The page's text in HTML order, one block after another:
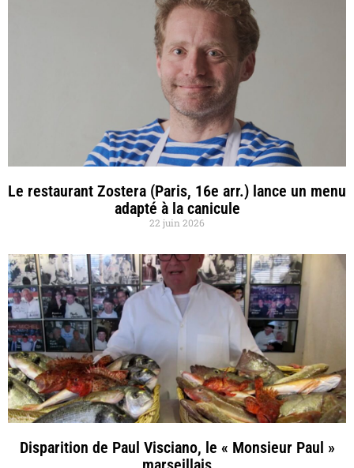
Le restaurant Zostera (Paris, 16e arr.) lance un menu
adapté à la canicule
22 juin 2026
Disparition de Paul Visciano, le « Monsieur Paul »